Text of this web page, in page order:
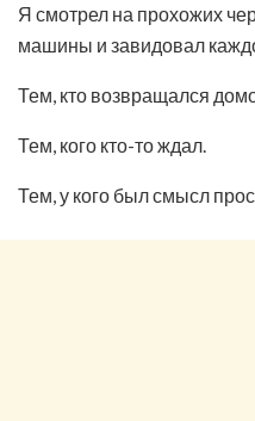
Я смотрел на прохожих
машины и завидовал
Тем, кто возвращался
Тем, кого кто-то ждал.
Тем, у кого был смысл